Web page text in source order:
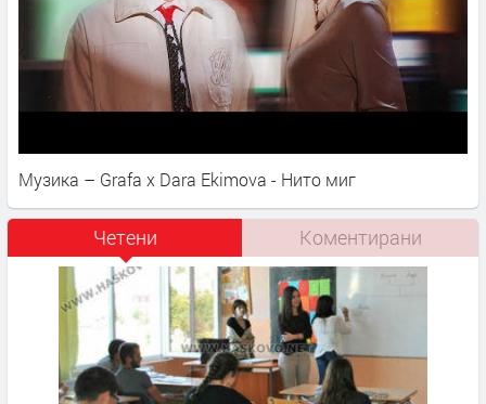
Музика – Grafa x Dara Ekimova - Нито миг
Четени Коментирани